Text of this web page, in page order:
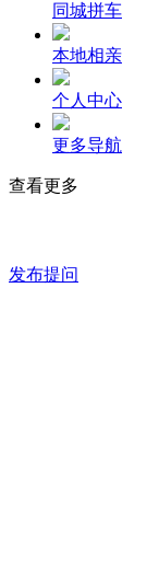
同城拼车
本地相亲
个人中心
更多导航
查看更多
发布提问